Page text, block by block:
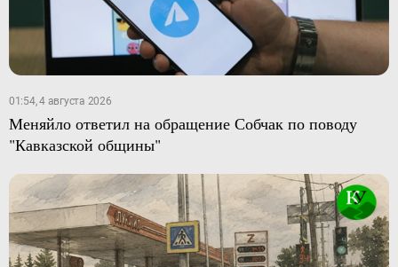
01:54, 4 августа 2026
Меняйло ответил на обращение Собчак по поводу
"Кавказской общины"